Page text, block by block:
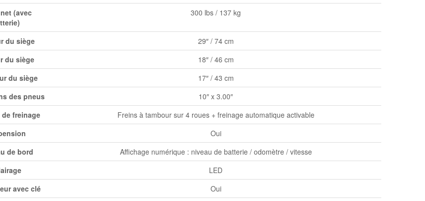
(avec
300 lbs / 137 kg
du siège
29″ / 74 cm
du siège
18″ / 46 cm
du siège
17″ / 43 cm
des pneus
10″ x 3.00″
de freinage
Freins à tambour sur 4 roues + freinage automatique activable
Oui
de bord
Affichage numérique : niveau de batterie / odomètre / vitesse
LED
avec clé
Oui